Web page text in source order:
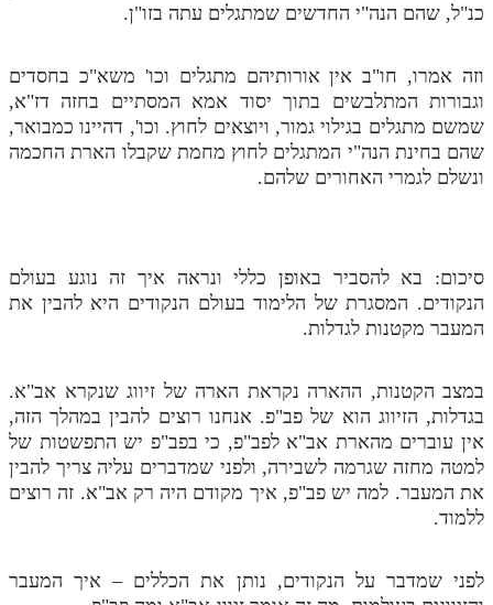
כנ"ל, שהם הנה"י החדשים שמתגלים עתה בזו"ן.
וזה אמרו, חו"ב אין אורותיהם מתגלים וכו' משא"כ בחסדים
וגבורות המתלבשים בתוך יסוד אמא המסתיים בחזה דז"א,
שמשם מתגלים בגילוי גמור, ויוצאים לחוץ. וכו', דהיינו כמבואר,
שהם בחינת הנה"י המתגלים לחוץ מחמת שקבלו הארת החכמה
ונשלם לגמרי האחורים שלהם.
סיכום: בא להסביר באופן כללי ונראה איך זה נוגע בעולם
הנקודים. המסגרת של הלימוד בעולם הנקודים היא להבין את
המעבר מקטנות לגדלות.
במצב הקטנות, ההארה נקראת הארה של זיווג שנקרא אב"א.
בגדלות, הזיווג הוא של פב"פ. אנחנו רוצים להבין במהלך הזה,
אין עוברים מהארת אב"א לפב"פ, כי בפב"פ יש התפשטות של
למטה מחזה שגרמה לשבירה, ולפני שמדברים עליה צריך להבין
את המעבר. למה יש פב"פ, איך מקודם היה רק אב"א. זה רוצים
ללמוד.
לפני שמדבר על הנקודים, נותן את הכללים – איך המעבר